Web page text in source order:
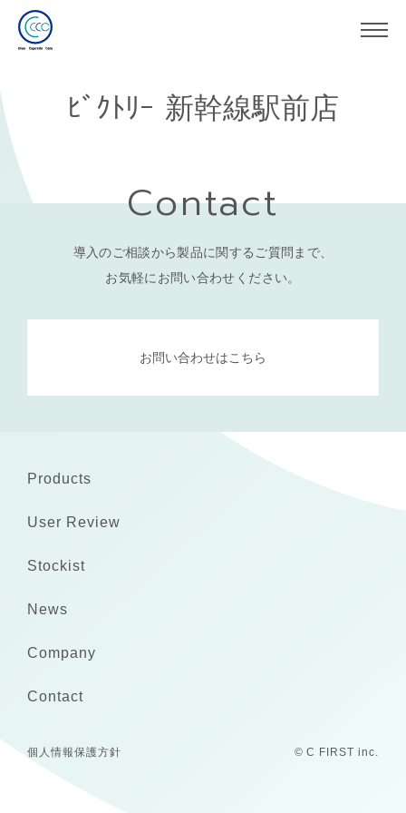
ﾋﾞｸﾄﾘｰ 新幹線駅前店
Contact
導入のご相談から製品に関するご質問まで、
お気軽にお問い合わせください。
お問い合わせはこちら
Products
User Review
Stockist
News
Company
Contact
個人情報保護方針 © C FIRST inc.